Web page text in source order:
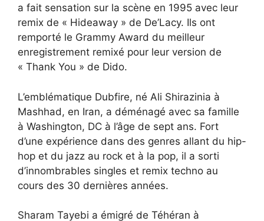
a fait sensation sur la scène en 1995 avec leur
remix de « Hideaway » de De’Lacy. Ils ont
remporté le Grammy Award du meilleur
enregistrement remixé pour leur version de
« Thank You » de Dido.
L’emblématique Dubfire, né Ali Shirazinia à
Mashhad, en Iran, a déménagé avec sa famille
à Washington, DC à l’âge de sept ans. Fort
d’une expérience dans des genres allant du hip-
hop et du jazz au rock et à la pop, il a sorti
d’innombrables singles et remix techno au
cours des 30 dernières années.
Sharam Tayebi a émigré de Téhéran à